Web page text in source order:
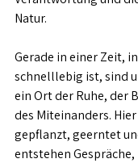
Natur.
Gerade in einer Zeit,
schnelllebig ist, sind
ein Ort der Ruhe, der
des Miteinanders.
gepflanzt, geerntet
entstehen